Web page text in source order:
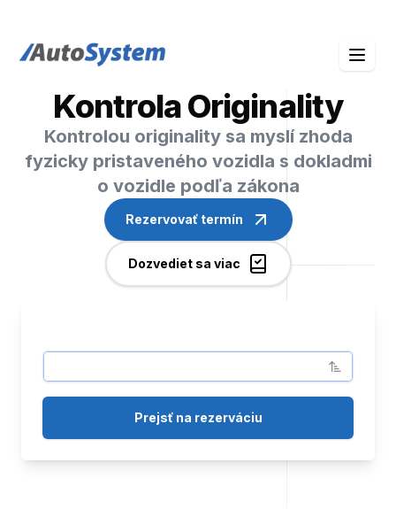
auto-system logo
Prejsť na rezerváciu
Kontrola Originality
Kontrolou originality sa myslí zhoda
fyzicky pristaveného vozidla s dokladmi
o vozidle podľa zákona
Rezervovať termín
Dozvediet sa viac